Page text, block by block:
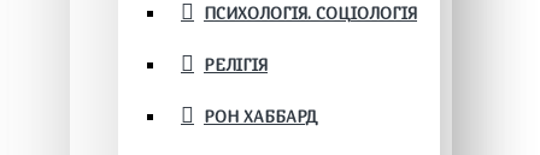
ПСИХОЛОГІЯ. СОЦІОЛОГІЯ
РЕЛІГІЯ
РОН ХАББАРД